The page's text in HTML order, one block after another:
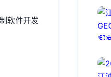
软件开发